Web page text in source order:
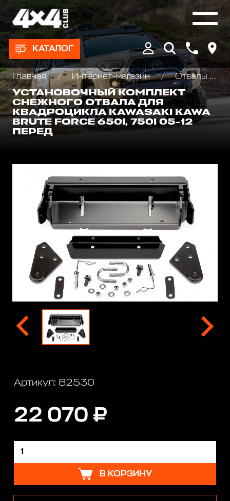
КАТАЛОГ
Главная Интернет-магазин
Отвалы для уборки снега на квадроцикл
УСТАНОВОЧНЫЙ КОМПЛЕКТ
СНЕЖНОГО ОТВАЛА ДЛЯ
КВАДРОЦИКЛА KAWASAKI KAWA
BRUTE FORCE 650I, 750I 05-12
ПЕРЕД
Артикул: 82530
22 070 ₽
В КОРЗИНУ